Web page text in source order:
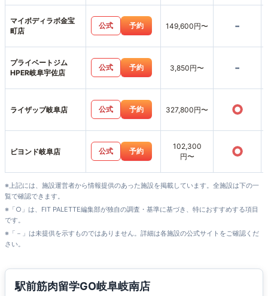
マイボディラボ金宝
町店
公式 予約 149,600円〜 -
プライベートジム
HPER岐阜宇佐店
公式 予約 3,850円〜 -
ライザップ岐阜店 公式 予約 327,800円〜 ○
ビヨンド岐阜店 公式 予約
102,300
円〜
○
※上記には、施設運営者から情報提供のあった施設を掲載しています。全施設は下の一
覧で確認できます。
※「○」は、FIT PALETTE編集部が独自の調査・基準に基づき、特におすすめする項目
です。
※「－」は未提供を示すものではありません。詳細は各施設の公式サイトをご確認くだ
さい。
駅前筋肉留学GO岐阜岐南店